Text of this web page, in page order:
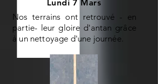
Nos terrains ont retrouvé - en
partie- leur gloire d'antan grâce
à un nettoyage d'une journée.
Lundi 7 Mars